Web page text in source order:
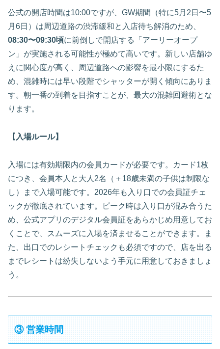
公式の開店時間は10:00ですが、GW期間（特に5月2日〜5
月6日）は周辺道路の渋滞緩和と入店待ち解消のため、
08:30〜09:30頃に前倒しで開店する「アーリーオープ
ン」が実施される可能性が極めて高いです。新しい店舗ゆ
えに関心度が高く、周辺道路への影響を最小限にするた
め、混雑時には早い段階でシャッターが開く傾向にありま
す。朝一番の到着を目指すことが、最大の混雑回避術とな
ります。
【入場ルール】
入場には有効期限内の会員カードが必要です。カード1枚
につき、会員本人と大人2名（＋18歳未満の子供は制限な
し）まで入場可能です。2026年も入り口での会員証チェ
ックが徹底されています。ピーク時は入り口が混み合うた
め、公式アプリのデジタル会員証をあらかじめ用意してお
くことで、スムーズに入場を済ませることができます。ま
た、出口でのレシートチェックも必須ですので、店を出る
までレシートは紛失しないよう手元に用意しておきましょ
う。
③ 営業時間